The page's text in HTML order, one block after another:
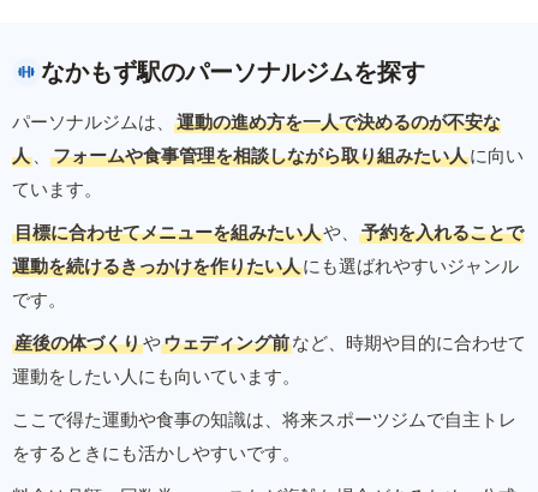
なかもず駅のパーソナルジムを探す
パーソナルジムは、
運動の進め方を一人で決めるのが不安な
人 、 フォームや食事管理を相談しながら取り組みたい人に向い
ています。
目標に合わせてメニューを組みたい人や、
予約を入れることで
運動を続けるきっかけを作りたい人にも選ばれやすいジャンル
です。
産後の体づくりやウェディング前など、時期や目的に合わせて
運動をしたい人にも向いています。
ここで得た運動や食事の知識は、将来スポーツジムで自主トレ
をするときにも活かしやすいです。